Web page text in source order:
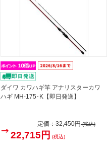
ダイワ カワハギ竿 アナリスターカワ
ハギ MH-175･K【即日発送】
定価：32,450円(税込)
22,715円 (税込)